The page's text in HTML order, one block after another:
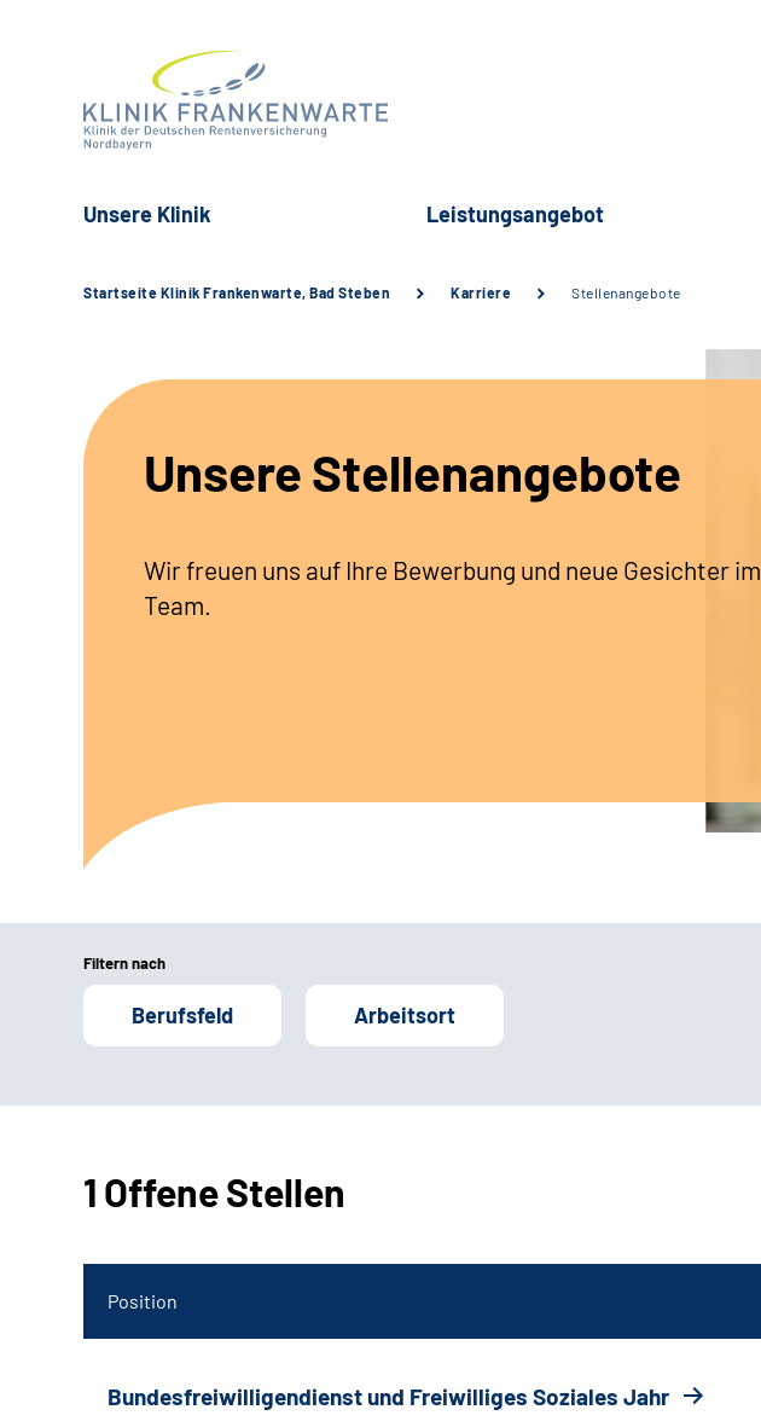
Unsere Klinik Leistungsangebot
Startseite Klinik Frankenwarte, Bad Steben Karriere Stellenangebote
Unsere Stellenangebote
Wir freuen uns auf Ihre Bewerbung und neue Gesichter im
Team.
Filtern nach
Berufsfeld Arbeitsort
1 Offene Stellen
Position
Bundesfreiwilligendienst und Freiwilliges Soziales Jahr